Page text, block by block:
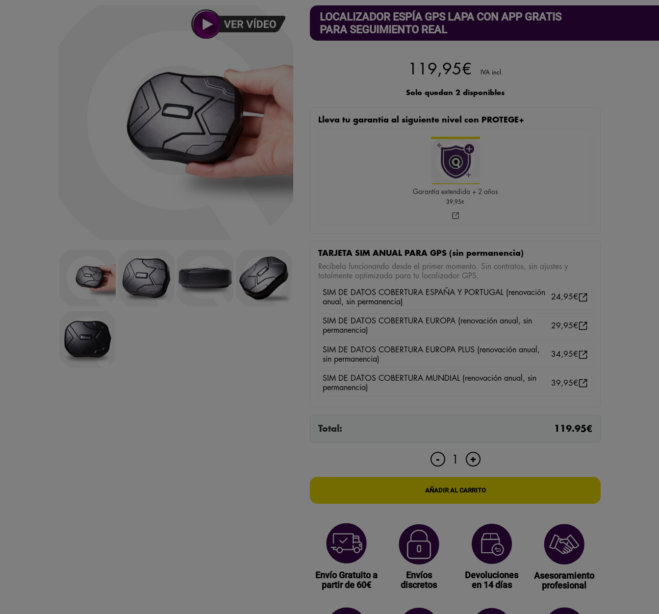
LOCALIZADOR ESPÍA GPS LAPA CON APP GRATIS
PARA SEGUIMIENTO REAL
119,95€ IVA incl.
Solo quedan 2 disponibles
Lleva tu garantía al siguiente nivel con PROTEGE+
Garantía extendida + 2 años
39,95€
TARJETA SIM ANUAL PARA GPS (sin permanencia)
Recíbela funcionando desde el primer momento. Sin contratos, sin ajustes y
totalmente optimizada para tu localizador GPS.
SIM DE DATOS COBERTURA ESPAÑA Y PORTUGAL (renovación
anual, sin permanencia)
24,95€
SIM DE DATOS COBERTURA EUROPA (renovación anual, sin
permanencia)
29,95€
SIM DE DATOS COBERTURA EUROPA PLUS (renovación anual,
sin permanencia)
34,95€
SIM DE DATOS COBERTURA MUNDIAL (renovación anual, sin
permanencia)
39,95€
Total: 119.95€
-
LOCALIZADOR
ESPÍA
CON
SEGUIMIENTO
cantidad
+
AÑADIR AL CARRITO
Envío Gratuito a
partir de 60€
Envíos
discretos
Devoluciones
en 14 días
Asesoramiento
profesional